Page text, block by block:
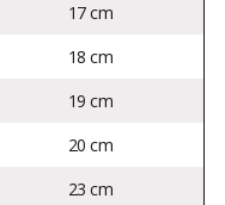
17 cm
18 cm
19 cm
20 cm
23 cm